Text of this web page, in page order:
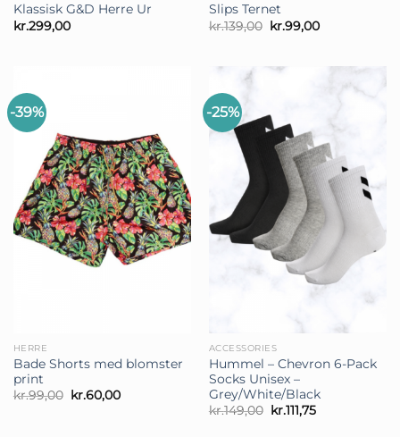
Klassisk G&D Herre Ur
kr.299,00
Slips Ternet
kr.139,00 Den
oprindelige
kr.139,00.
kr.99,00Den
kr.99,00.
-39%
HERRE
Bade Shorts med blomster
print
kr.99,00 Den
oprindelige
kr.60,00Den
-25%
ACCESSORIES
Hummel – Chevron 6-Pack
Socks Unisex –
Grey/White/Black
kr.149,00 Den
oprindelige
kr.111,75Den